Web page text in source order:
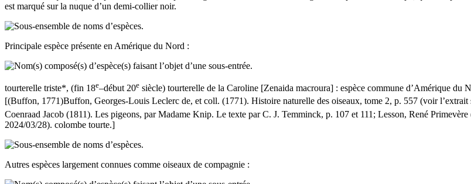
est marqué sur la nuque d’un demi-collier noir.
Principale espèce présente en Amérique du Nord :
tourterelle triste*, (fin 18e–début 20e siècle) tourterelle de la Caroline [Zenaida macroura] : espèce commune d’Amérique du
[(Buffon, 1771)Buffon, Georges-Louis Leclerc de, et coll. (1771). Histoire naturelle des oiseaux, tome 2, p. 557 (voir l’extrait
Coenraad Jacob (1811). Les pigeons, par Madame Knip. Le texte par C. J. Temminck, p. 107 et 111; Lesson, René Primevère
2024/03/28). colombe tourte.]
Autres espèces largement connues comme oiseaux de compagnie :